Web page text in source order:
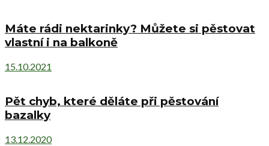
Máte rádi nektarinky? Můžete si pěstovat
vlastní i na balkoně
15.10.2021
Pět chyb, které děláte při pěstování
bazalky
13.12.2020